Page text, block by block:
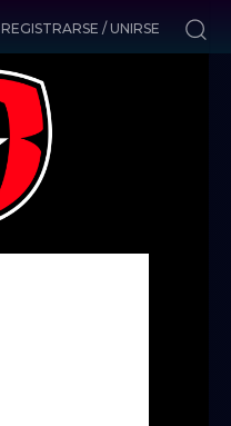
REGISTRARSE / UNIRSE